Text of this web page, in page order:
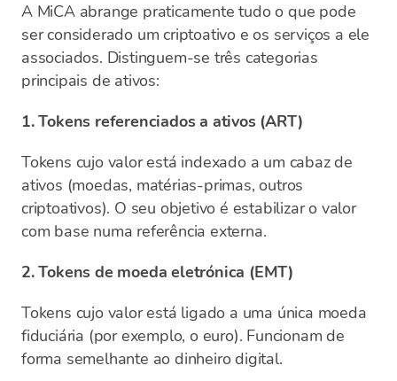
A MiCA abrange praticamente tudo o que pode
ser considerado um criptoativo e os serviços a ele
associados. Distinguem-se três categorias
principais de ativos:
1. Tokens referenciados a ativos (ART)
Tokens cujo valor está indexado a um cabaz de
ativos (moedas, matérias-primas, outros
criptoativos). O seu objetivo é estabilizar o valor
com base numa referência externa.
2. Tokens de moeda eletrónica (EMT)
Tokens cujo valor está ligado a uma única moeda
fiduciária (por exemplo, o euro). Funcionam de
forma semelhante ao dinheiro digital.